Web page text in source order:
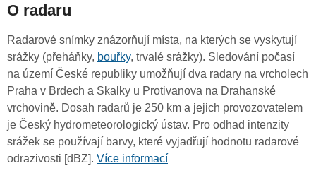
O radaru
Radarové snímky znázorňují místa, na kterých se vyskytují
srážky (přeháňky, bouřky, trvalé srážky). Sledování počasí
na území České republiky umožňují dva radary na vrcholech
Praha v Brdech a Skalky u Protivanova na Drahanské
vrchovině. Dosah radarů je 250 km a jejich provozovatelem
je Český hydrometeorologický ústav. Pro odhad intenzity
srážek se používají barvy, které vyjadřují hodnotu radarové
odrazivosti [dBZ]. Více informací